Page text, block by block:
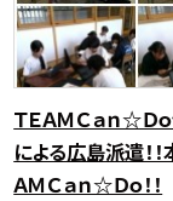
ＴＥＡＭ Ｃａｎ☆Ｄ
による広島派遣！！
ＡＭ Ｃａｎ☆Ｄｏ！！